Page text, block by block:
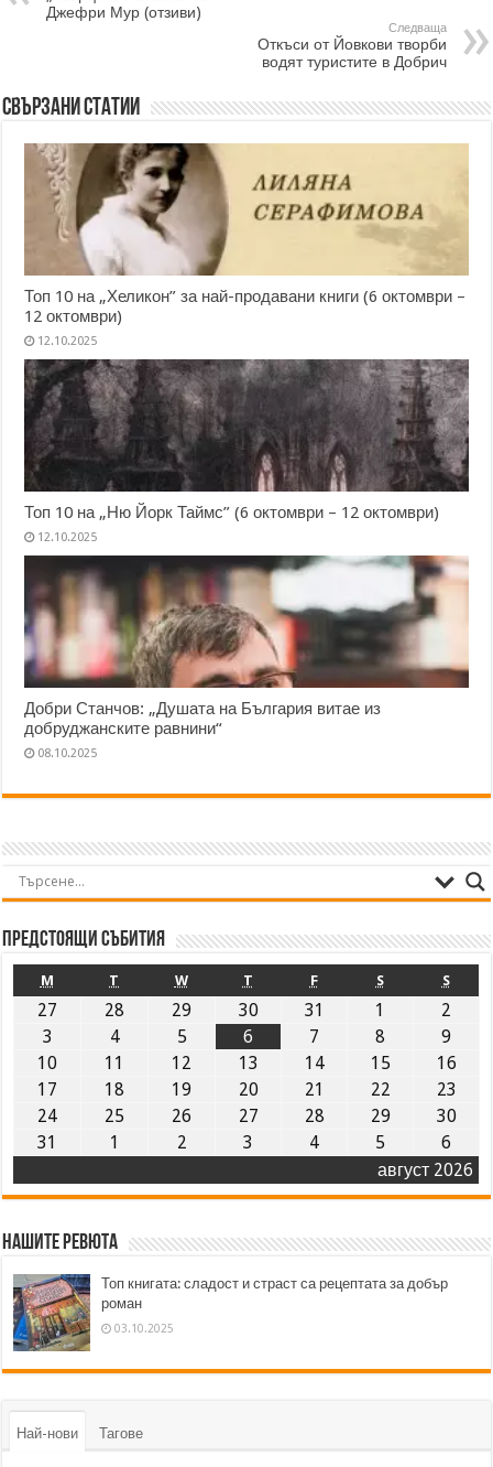
Джефри Мур (отзиви)
Следваща
Откъси от Йовкови творби
водят туристите в Добрич
Свързани статии
Топ 10 на „Хеликон” за най-продавани книги (6 октомври –
12 октомври)
12.10.2025
Топ 10 на „Ню Йорк Таймс” (6 октомври – 12 октомври)
12.10.2025
Добри Станчов: „Душата на България витае из
добруджанските равнини“
08.10.2025
Предстоящи събития
август 2026
M T W T F S S
27 28 29 30 31 1
2
3
4 5 6 7 8
9
10
11 12 13 14 15
16
17
18 19 20 21 22
23
24
25 26 27 28 29
30
31
1 2 3 4 5 6
Нашите ревюта
Топ книгата: сладост и страст са рецептата за добър
роман
03.10.2025
Най-нови Тагове